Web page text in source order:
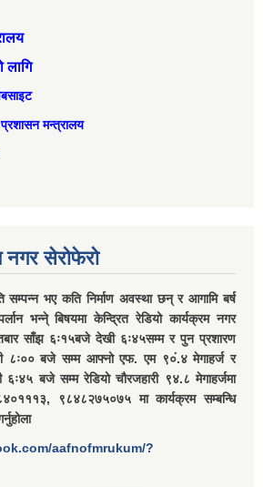
लागि
प्रशासन मन्त्रालय
नगर सेरोफेरो
सम्पन्न भए कति निर्माण अवस्था छन् र आगामि बर्ष
भन्ने् बिषयमा केन्द्रित रेडियो कार्यक्रम नगर
साँझ ६ः१५बजे देखी ६ः४५सम्म र पुन प्रशारण
८ः०० बजे सम्म आफ्नो एफ. एम ९०ं.४ मेगाहर्ज र
६ः४५ बजे सम्म रेडियो चौरजहारी ९४.८ मेगाहर्जमा
९८४८२७५०७५ मा कार्यक्रम सम्बन्धि
aafnofmrukum/?